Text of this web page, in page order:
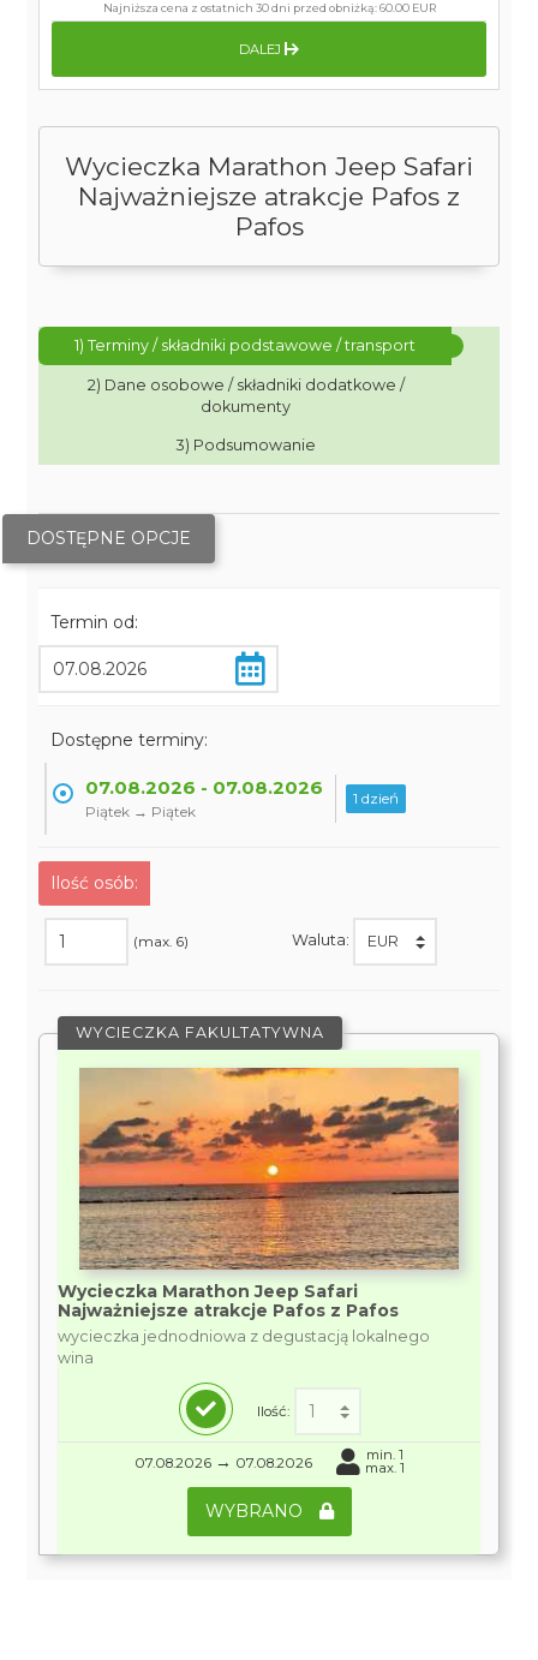
Wycieczka Marathon Jeep Safari
Najważniejsze atrakcje Pafos z
Pafos
1) Terminy / składniki podstawowe / transport
2) Dane osobowe / składniki dodatkowe /
dokumenty
3) Podsumowanie
DOSTĘPNE OPCJE
Termin od:
Dostępne terminy:
07.08.2026 - 07.08.2026
Piątek → Piątek
1 dzień
Ilość osób:
(max. 6) Waluta:
WYCIECZKA FAKULTATYWNA
Wycieczka Marathon Jeep Safari
Najważniejsze atrakcje Pafos z Pafos
wycieczka jednodniowa z degustacją lokalnego
wina
Ilość:
07.08.2026 → 07.08.2026 min. 1
max. 1
WYBRANO
Najniższa cena z ostatnich 30 dni przed obniżką:60.00 EUR
DALEJ